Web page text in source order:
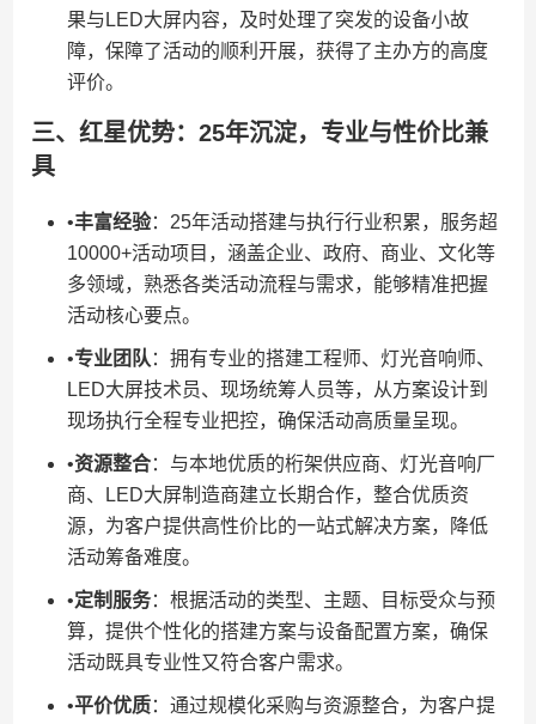
果与LED大屏内容，及时处理了突发的设备小故
障，保障了活动的顺利开展，获得了主办方的高度
评价。
三、红星优势：25年沉淀，专业与性价比兼
具
•​​丰富经验​​：25年活动搭建与执行行业积累，服务超
10000+活动项目，涵盖企业、政府、商业、文化等
多领域，熟悉各类活动流程与需求，能够精准把握
活动核心要点。
•​​专业团队​ ​：拥有专业的搭建工程师、灯光音响师、
LED大屏技术员、现场统筹人员等，从方案设计到
现场执行全程专业把控，确保活动高质量呈现。
•​​资源整合​​：与本地优质的桁架供应商、灯光音响厂
商、LED大屏制造商建立长期合作，整合优质资
源，为客户提供高性价比的一站式解决方案，降低
活动筹备难度。
•​​定制服务​​：根据活动的类型、主题、目标受众与预
算，提供个性化的搭建方案与设备配置方案，确保
活动既具专业性又符合客户需求。
•​​平价优质​​：通过规模化采购与资源整合，为客户提